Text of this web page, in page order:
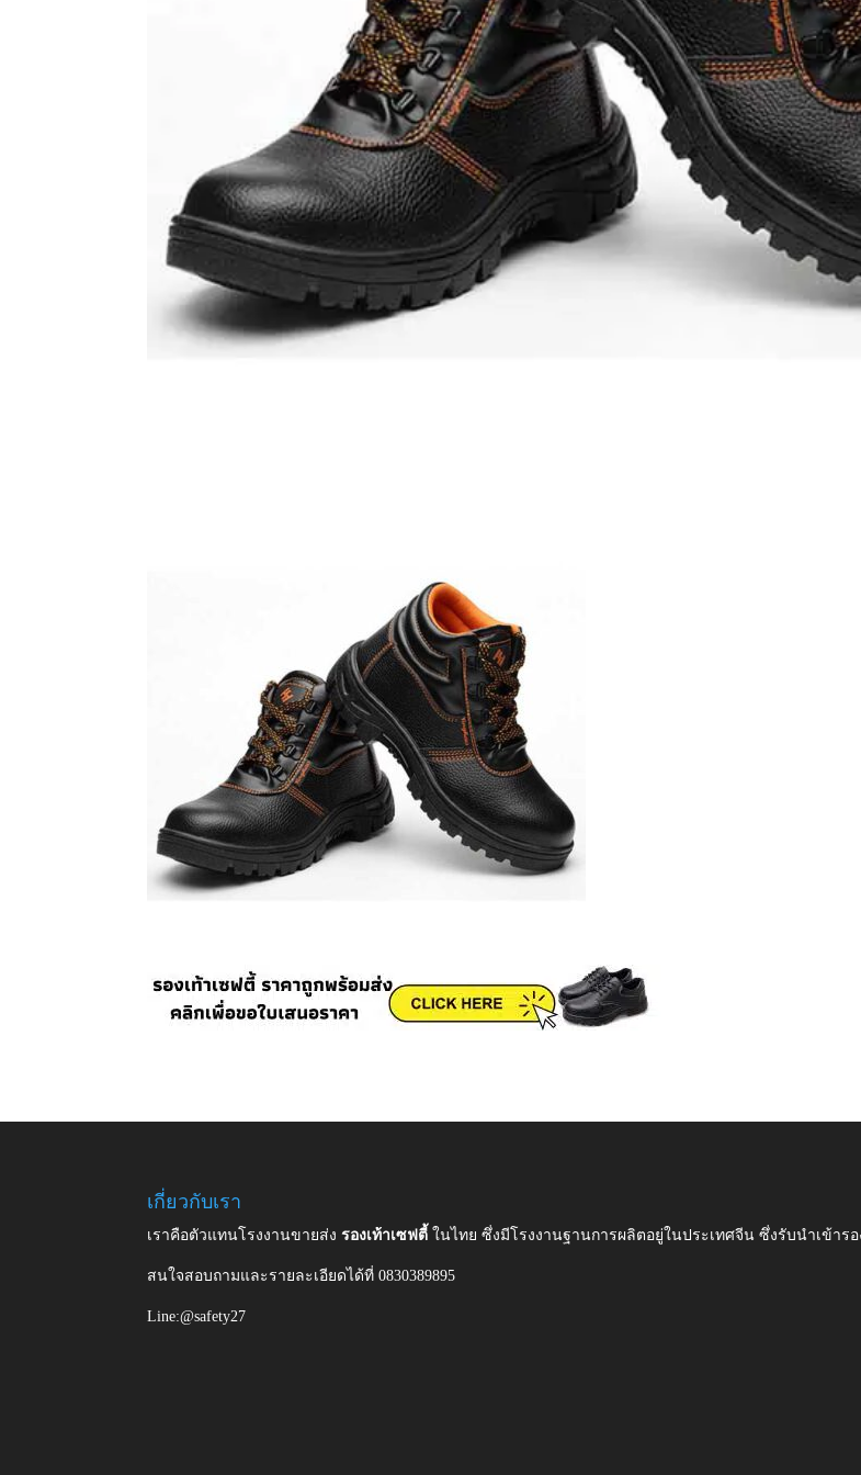
เกี่ยวกับเรา
เราคือตัวแทนโรงงานขายส่งรองเท้าเซฟตี้ในไทย ซึ่งมีโรงงานฐานการผลิตอยู่ในประเทศจีน ซึ่งรับนำเข้
สนใจสอบถามและรายละเอียดได้ที่ 0830389895
Line:@safety27